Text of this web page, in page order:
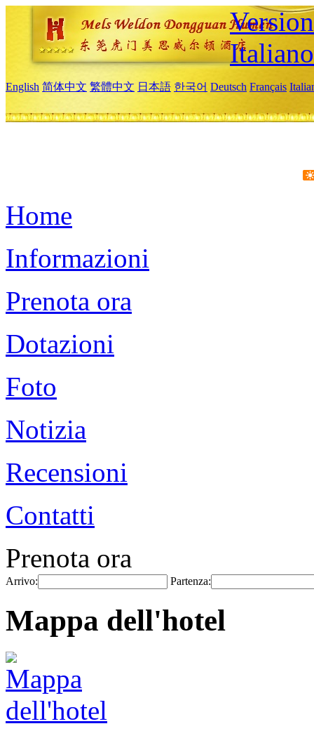
Italiano
English 简体中文 繁體中文 日本語 한국어 Deutsch Français
Home
Informazioni
Prenota ora
Dotazioni
Foto
Notizia
Recensioni
Contatti
Prenota ora
Arrivo: Partenza:
Mappa dell'hotel